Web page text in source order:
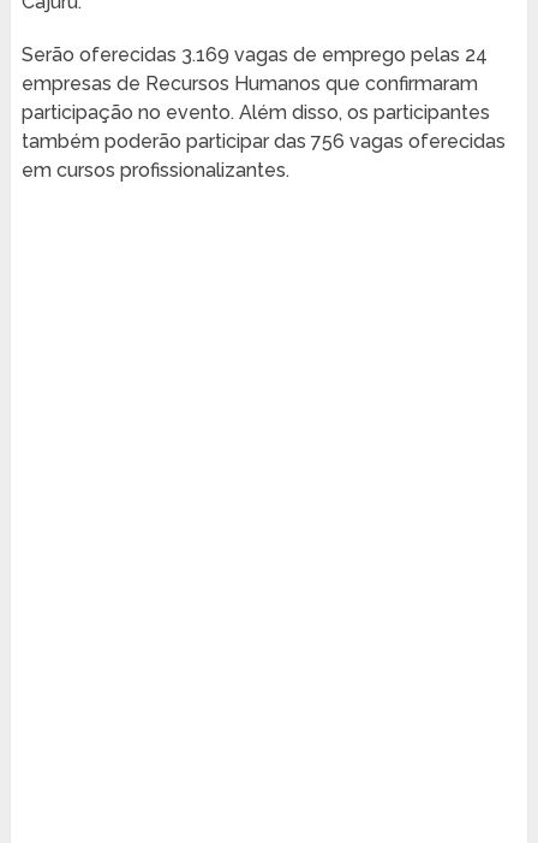
Serão oferecidas 3.169 vagas de emprego pelas 24
empresas de Recursos Humanos que confirmaram
participação no evento. Além disso, os participantes
também poderão participar das 756 vagas oferecidas
em cursos profissionalizantes.